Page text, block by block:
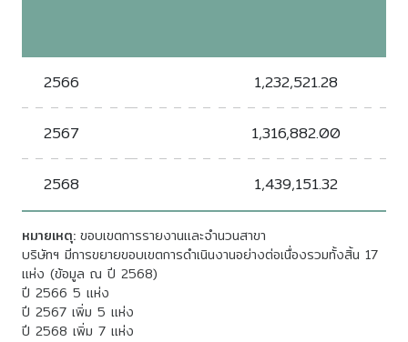
2566 1,232,521.28
2567 1,316,882.00
2568 1,439,151.32
หมายเหตุ: ขอบเขตการรายงานและจำนวนสาขา
บริษัทฯ มีการขยายขอบเขตการดำเนินงานอย่างต่อเนื่องรวมทั้งสิ้น 17
แห่ง (ข้อมูล ณ ปี 2568)
ปี 2566 5 แห่ง
ปี 2567 เพิ่ม 5 แห่ง
ปี 2568 เพิ่ม 7 แห่ง